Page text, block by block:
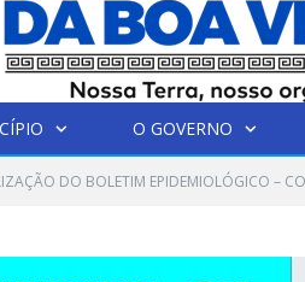
O GOVERNO
DO BOLETIM EPIDEMIOLÓGICO –